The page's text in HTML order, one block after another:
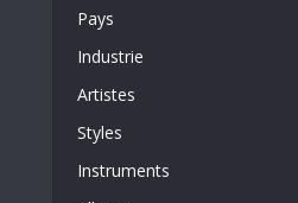
Pays
Industrie
Artistes
Styles
Instruments